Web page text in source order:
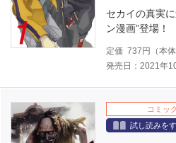
セカイの真実
ン漫画”登場！
定価 737 円（本体
発売日：2021年
コミッ
試し読みを